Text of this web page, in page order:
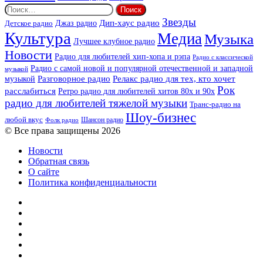
Найти:
Детское радио Джаз радио Дип-хаус радио Звезды
Культура Лучшее клубное радио МедиаМузыка
Новости Радио для любителей хип-хопа и рэпа Радио с классической
музыкой Радио с самой новой и популярной отечественной и западной
музыкой Разговорное радио Релакс радио для тех, кто хочет
расслабиться Ретро радио для любителей хитов 80х и 90х Рок
радио для любителей тяжелой музыки Транс-радио на
любой вкус Фолк радио Шансон радио Шоу-бизнес
© Все права защищены 2026
Новости
Обратная связь
О сайте
Политика конфиденциальности